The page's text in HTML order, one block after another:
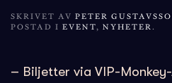
SKRIVET AV PETER
POSTAD I EVENT, NYHETER .
– Biljetter via VIP-